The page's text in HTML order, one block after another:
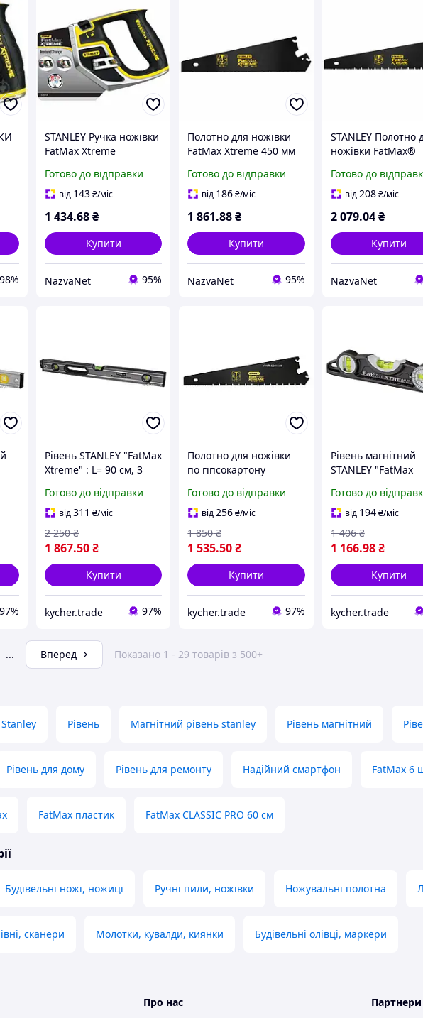
98%
STANLEY Ручка ножівки
FatMax Xtreme
Ергономічна система
заміни полотна
фіксації
Готово до відправки
від 143₴/міс
1 434.68₴
Купити
NazvaNet 95%
Полотно для ножівки
FatMax Xtreme 450 мм
Blade Armor та
системою
Готово до відправки
від 186₴/міс
1 861.88₴
Купити
NazvaNet 95%
STANLEY Полотно
ножівки FatMax®
гіпсокартону 0-20-
покриттям Blade
Готово до
від208 ₴/міс
2 079.04 ₴
Купити
NazvaNet
97%
Рівень STANLEY "FatMax
Xtreme" : L= 90 см, 3
алюміній + пластик DW
Kycher - Гарант Якості
Готово до відправки
від311 ₴/міс
1 867.50₴
2 250 ₴
Купити
kycher.trade 97%
Полотно для ножівки
по гіпсокартону
550 мм, 7 зуб/1" з
покриттям "Blade
Armor" Kycher - Гарант
Якості
Готово до відправки
від256₴/міс
1 535.50₴
1 850 ₴
Купити
kycher.trade 97%
Рівень магнітний
STANLEY "FatMax
см. 3 капсули (1
обертова на 180°),
Kycher - Гарант
Готово до
від 194 ₴/міс
1 166.98 ₴
1 406 ₴
Купити
kycher.trade
... Вперед Показано 1 - 29 товарів з 500+
Рівень Магнітний рівень stanley Рівень магнітний
Рівень для дому Рівень для ремонту Надійний смартфон FatMax 6
FatMax пластик FatMax CLASSIC PRO 60 см
Будівельні ножі, ножиці Ручні пили, ножівки Ножувальні полотна
сканери Молотки, кувалди, киянки Будівельні олівці, маркери
Про нас Партнери